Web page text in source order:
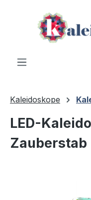
Zum Hauptinhalt
Kaleidoskope
LED-
Bildergalerie